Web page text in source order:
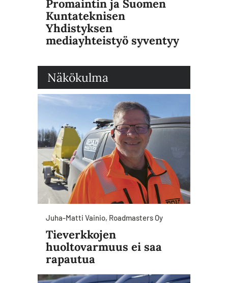
Promaintin ja Suomen
Kuntateknisen
Yhdistyksen
mediayhteistyö syventyy
Näkökulma
Juha-Matti Vainio, Roadmasters Oy
Tieverkkojen
huoltovarmuus ei saa
rapautua